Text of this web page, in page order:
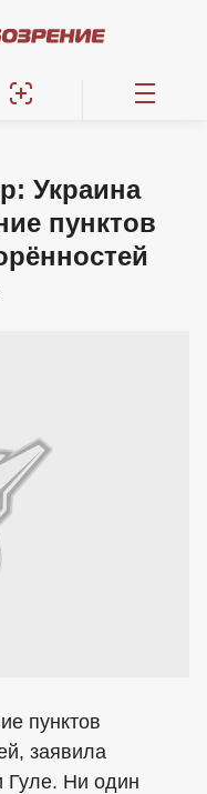
Украина
пунктов
пунктов
заявила
Гуле. Ни один